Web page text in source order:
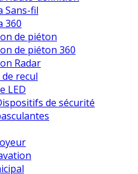
Sans-fil
360
de piéton
de piéton 360
Radar
recul
LED
de sécurité